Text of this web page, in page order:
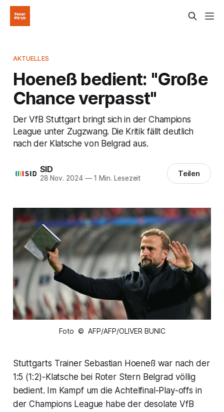
AKTUELLES
Hoeneß bedient: "Große
Chance verpasst"
Der VfB Stuttgart bringt sich in der Champions
League unter Zugzwang. Die Kritik fällt deutlich
nach der Klatsche von Belgrad aus.
SID
28 Nov. 2024 —1 Min. Lesezeit Teilen
Foto © AFP/AFP/OLIVER BUNIC
Stuttgarts Trainer Sebastian Hoeneß war nach der
1:5 (1:2)-Klatsche bei Roter Stern Belgrad völlig
bedient. Im Kampf um die Achtelfinal-Play-offs in
der Champions League habe der desolate VfB